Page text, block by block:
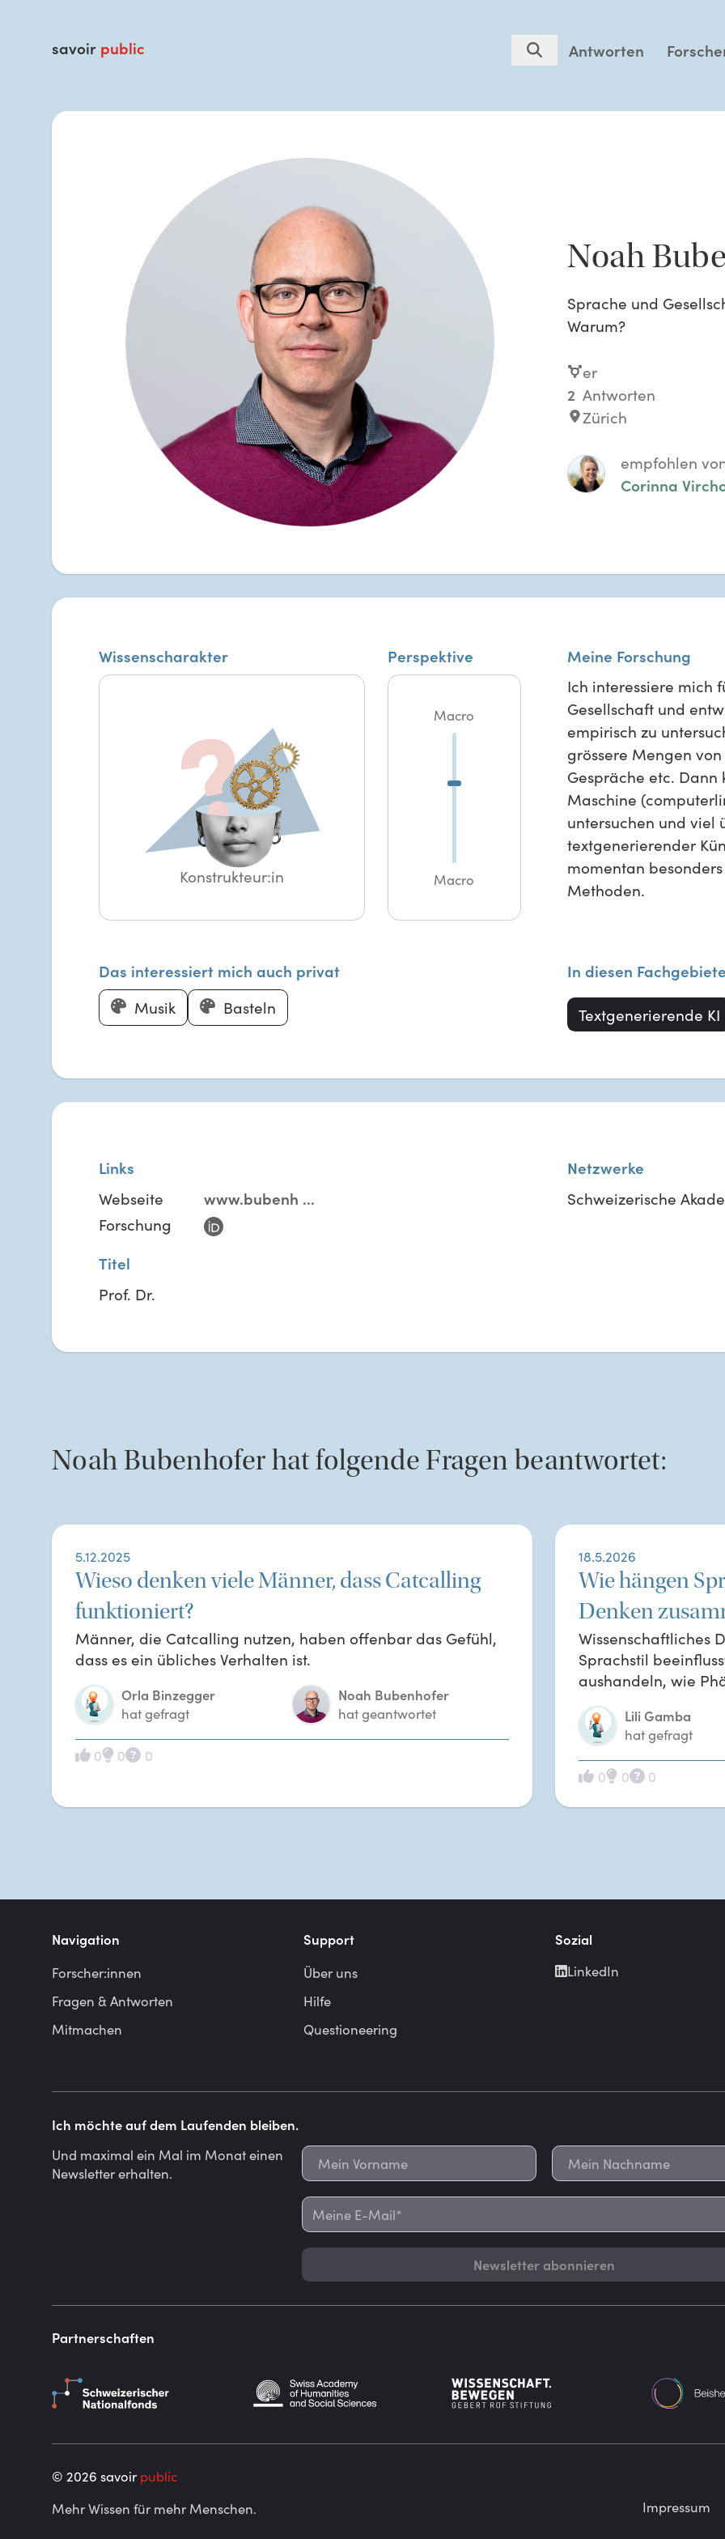
savoir public Antworten
Noah
Sprache und
Warum?
er
2 Antworten
Zürich
empfohlen
Corinna
Wissenscharakter
Konstrukteur:in
Perspektive
Macro
Macro
Meine Forschung
Ich interessiere mich
Gesellschaft und
empirisch zu
grössere Mengen
Gespräche etc.
Maschine
untersuchen und viel
textgenerierender
momentan
Methoden.
Das interessiert mich auch privat
Musik
Basteln
In diesen
Textgenerierende KI
Links
Webseite
www.bubenh ...
Forschung
Titel
Prof. Dr.
Netzwerke
Schweizerische
Noah Bubenhofer hat folgende Fragen beantwortet:
5.12.2025
Wieso denken viele Männer, dass Catcalling
funktioniert?
Männer, die Catcalling nutzen, haben offenbar das Gefühl,
dass es ein übliches Verhalten ist.
Orla Binzegger
hat gefragt
Noah Bubenhofer
hat geantwortet
0 0 0
18.5.2026
Wie hängen
Denken
Wissenschaftliches
Sprachstil
aushandeln, wie
Lili Gamba
hat gefragt
0 0 0
Navigation
Forscher:innen
Fragen & Antworten
Mitmachen
Support
Über uns
Hilfe
Questioneering
Sozial
LinkedIn
Ich möchte auf dem Laufenden bleiben.
Und maximal ein Mal im Monat einen
Newsletter erhalten.
Newsletter abonnieren
Partnerschaften
© 2026 savoirpublic
Mehr Wissen für mehr Menschen.
Impressum